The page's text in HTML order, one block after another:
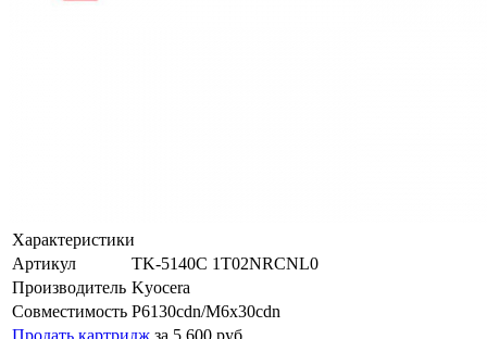
Характеристики
Артикул
TK-5140C 1T02NRCNL0
Производитель Kyocera
Совместимость P6130cdn/M6x30cdn
Продать картридж за 5 600 руб